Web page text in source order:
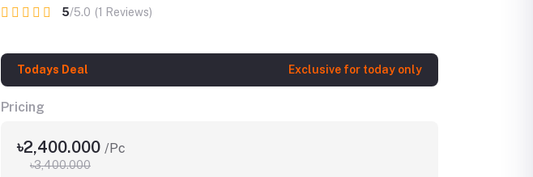
5/5.0 (1 Reviews)
Todays Deal Exclusive for today only
Pricing
৳2,400.000 /Pc
৳3,400.000